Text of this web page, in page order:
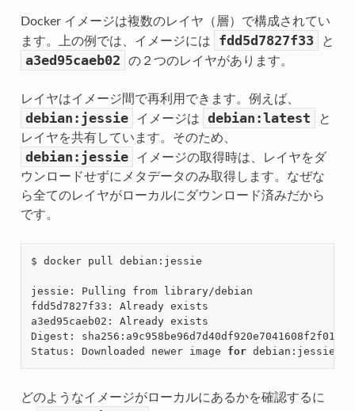
Docker イメージは複数のレイヤ（層）で構成されてい
ます。上の例では、イメージには
fdd5d7827f33 と
a3ed95caeb02 の２つのレイヤがあります。
レイヤはイメージ間で再利用できます。例えば、
debian:jessie イメージは debian:latest
と
レイヤを共有しています。そのため、
debian:jessie
イメージの取得時は、レイヤをダ
ウンロードせずにメタデータのみ取得します。なぜな
ら全てのレイヤがローカルにダウンロード済みだから
です。
$ docker pull debian:jessie
jessie: Pulling from library/debian
fdd5d7827f33: Already exists
a3ed95caeb02: Already exists
Digest:
Status: Downloaded newer image for
どのようなイメージがローカルにあるかを確認するに